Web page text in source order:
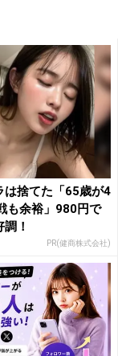
は捨てた「65歳が4
も余裕」980円で
！
PR(健商株式会社)